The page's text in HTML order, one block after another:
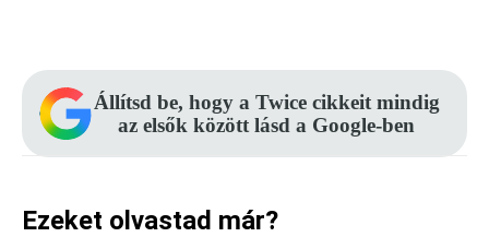
Állítsd be, hogy a Twice cikkeit mindig
az elsők között lásd a Google-ben
Ezeket olvastad már?